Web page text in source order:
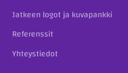
Jatkeen logot ja kuvapankki
Referenssit
Yhteystiedot